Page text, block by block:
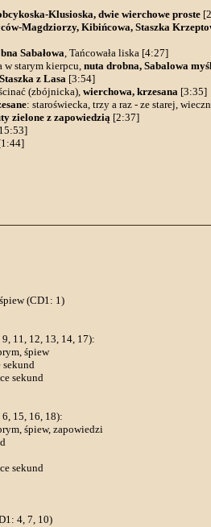
Klusioska, dwie wierchowe proste
Magdziorzy, Kibińcowa, Staszka
Sabałowa, Tańcowała liska [4:27]
w starym kierpcu,nuta drobna, Sabalowa
z Lasa[3:54]
(zbójnicka), wierchowa, krzesana[3:35]
: staroświecka, trzy a raz - ze starej,
zielone z zapowiedzią[2:37]
(CD1: 1)
11, 12, 13, 14, 17):
śpiew
sekund
sekund
15, 16, 18):
śpiew, zapowiedzi
sekund
4, 7, 10)